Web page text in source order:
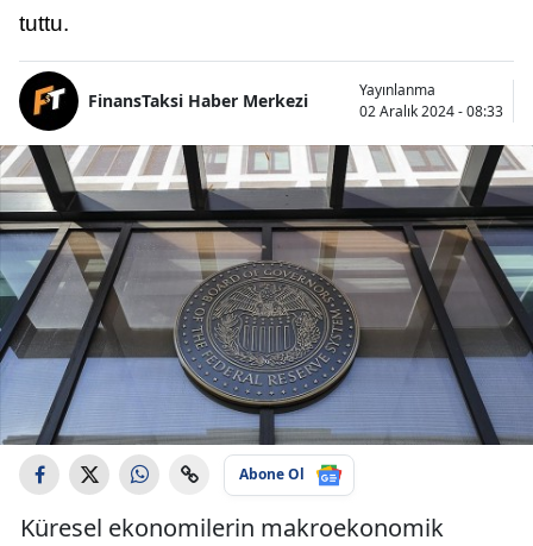
tuttu.
FinansTaksi Haber Merkezi
Yayınlanma
02 Aralık 2024 - 08:33
Abone Ol
Küresel ekonomilerin makroekonomik